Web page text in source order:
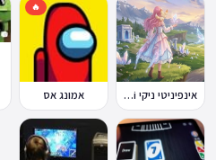
אינפיניטי ניקי Infinity Nikki
🔥
אמונג אס